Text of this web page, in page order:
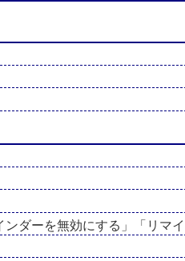
ダーを無効にする」「リマイ